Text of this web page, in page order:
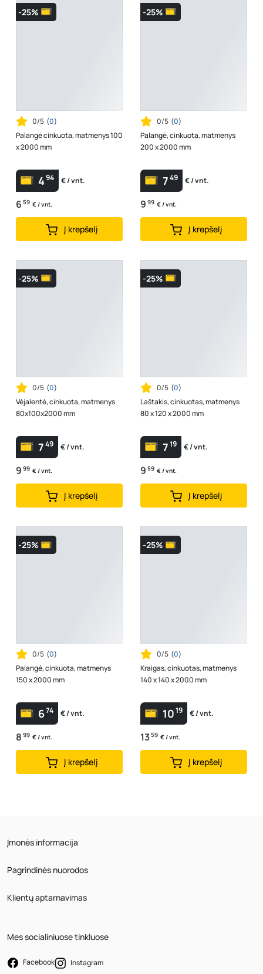
-25%
0/5 (0)
Palangė cinkuota, matmenys 100
x 2000 mm
494 € / vnt.
6 59 € / vnt.
Į krepšelį
-25%
0/5 (0)
Palangė, cinkuota, matmenys
200 x 2000 mm
749 € / vnt.
9 99 € / vnt.
Į krepšelį
-25%
0/5 (0)
Vėjalentė, cinkuota, matmenys
80x100x2000 mm
749 € / vnt.
9 99 € / vnt.
Į krepšelį
-25%
0/5 (0)
Laštakis, cinkuotas, matmenys
80 x 120 x 2000 mm
719 € / vnt.
9 59 € / vnt.
Į krepšelį
-25%
0/5 (0)
Palangė, cinkuota, matmenys
150 x 2000 mm
674 € / vnt.
8 99 € / vnt.
Į krepšelį
-25%
0/5 (0)
Kraigas, cinkuotas, matmenys
140 x 140 x 2000 mm
1019 € / vnt.
1359 € / vnt.
Į krepšelį
Įmonės informacija
Pagrindinės nuorodos
Klientų aptarnavimas
Mes socialiniuose tinkluose
Facebook Instagram